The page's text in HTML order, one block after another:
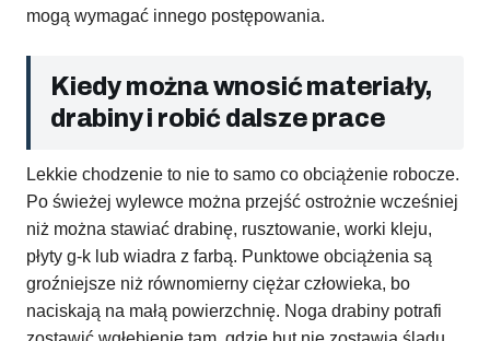
mogą wymagać innego postępowania.
Kiedy można wnosić materiały,
drabiny i robić dalsze prace
Lekkie chodzenie to nie to samo co obciążenie robocze.
Po świeżej wylewce można przejść ostrożnie wcześniej
niż można stawiać drabinę, rusztowanie, worki kleju,
płyty g-k lub wiadra z farbą. Punktowe obciążenia są
groźniejsze niż równomierny ciężar człowieka, bo
naciskają na małą powierzchnię. Noga drabiny potrafi